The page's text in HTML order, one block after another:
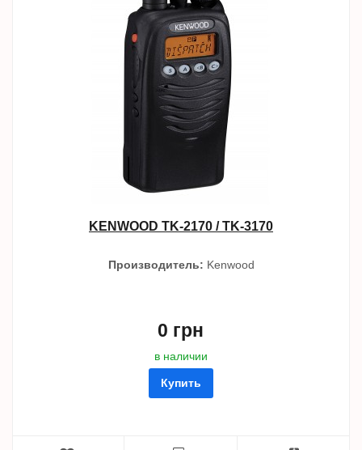
KENWOOD TK-2170 / TK-3170
Производитель: Kenwood
0 грн
в наличии
Купить